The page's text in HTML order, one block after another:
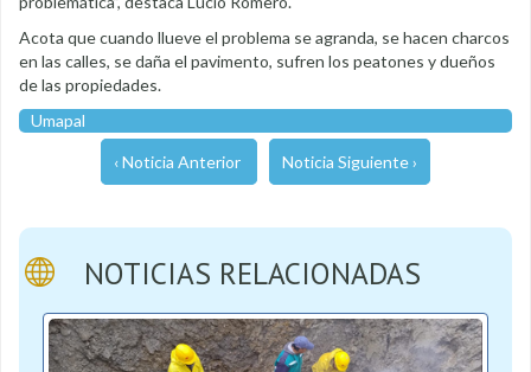
Acota que cuando llueve el problema se agranda, se hacen charcos
en las calles, se daña el pavimento, sufren los peatones y dueños
de las propiedades.
Umapal
‹ Noticia Anterior Noticia Siguiente ›
NOTICIAS RELACIONADAS